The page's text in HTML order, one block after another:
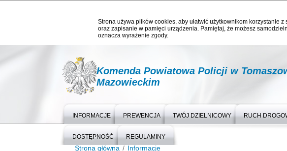
Strona używa plików cookies, aby ułatwić użytkownikom korzystanie
oraz zapisanie w pamięci urządzenia. Pamiętaj, że możesz
oznacza wyrażenie zgody.
Komenda Powiatowa Policji w
Mazowieckim
INFORMACJE PREWENCJA TWÓJ DZIELNICOWY RUCH
DOSTĘPNOŚĆ REGULAMINY
Strona główna Informacje